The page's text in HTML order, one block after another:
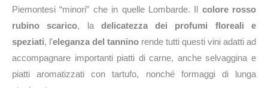
Piemontesi “minori” che in quelle Lombarde. Il colore rosso
rubino scarico, la delicatezza dei profumi floreali e
speziati, l’eleganza del tannino rende tutti questi vini adatti ad
accompagnare importanti piatti di carne, anche selvaggina e
piatti aromatizzati con tartufo, nonché formaggi di lunga